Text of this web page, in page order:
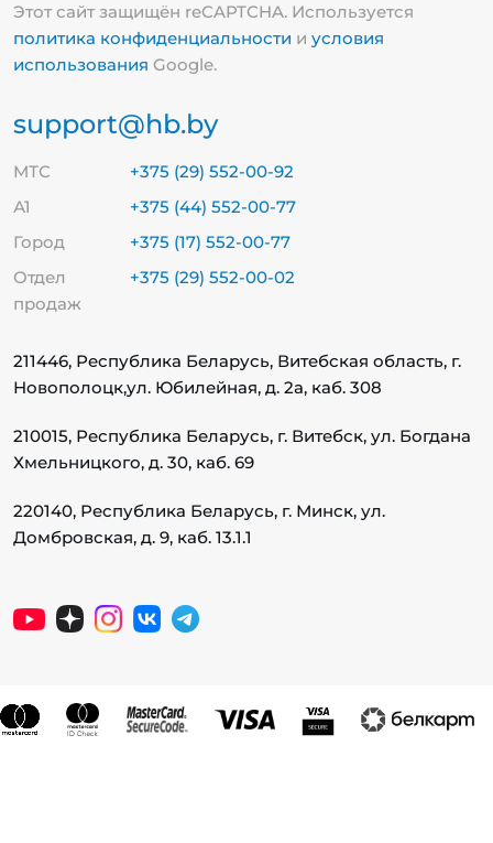
Этот сайт защищён reCAPTCHA. Используется
политика конфиденциальности и условия
использования Google.
support@hb.by
МТС
+375 (29) 552-00-92
А1
+375 (44) 552-00-77
Город
+375 (17) 552-00-77
Отдел
продаж
+375 (29) 552-00-02
211446, Республика Беларусь, Витебская область, г.
Новополоцк,ул. Юбилейная, д. 2а, каб. 308
210015, Республика Беларусь, г. Витебск, ул. Богдана
Хмельницкого, д. 30, каб. 69
220140, Республика Беларусь, г. Минск, ул.
Домбровская, д. 9, каб. 13.1.1